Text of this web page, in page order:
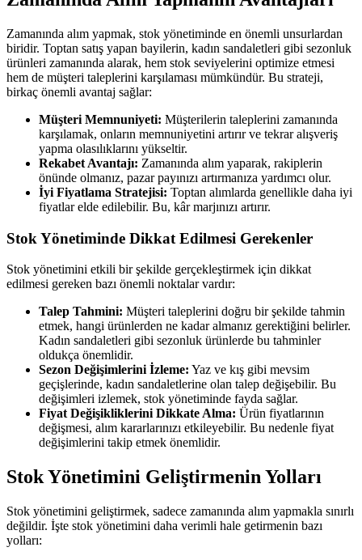
Zamanında alım yapmak, stok yönetiminde en önemli unsurlardan
biridir. Toptan satış yapan bayilerin, kadın sandaletleri gibi sezonluk
ürünleri zamanında alarak, hem stok seviyelerini optimize etmesi
hem de müşteri taleplerini karşılaması mümkündür. Bu strateji,
birkaç önemli avantaj sağlar:
Müşteri Memnuniyeti: Müşterilerin taleplerini zamanında
karşılamak, onların memnuniyetini artırır ve tekrar alışveriş
yapma olasılıklarını yükseltir.
Rekabet Avantajı: Zamanında alım yaparak, rakiplerin
önünde olmanız, pazar payınızı artırmanıza yardımcı olur.
İyi Fiyatlama Stratejisi: Toptan alımlarda genellikle daha iyi
fiyatlar elde edilebilir. Bu, kâr marjınızı artırır.
Stok Yönetiminde Dikkat Edilmesi Gerekenler
Stok yönetimini etkili bir şekilde gerçekleştirmek için dikkat
edilmesi gereken bazı önemli noktalar vardır:
Talep Tahmini: Müşteri taleplerini doğru bir şekilde tahmin
etmek, hangi ürünlerden ne kadar almanız gerektiğini belirler.
Kadın sandaletleri gibi sezonluk ürünlerde bu tahminler
oldukça önemlidir.
Sezon Değişimlerini İzleme: Yaz ve kış gibi mevsim
geçişlerinde, kadın sandaletlerine olan talep değişebilir. Bu
değişimleri izlemek, stok yönetiminde fayda sağlar.
Fiyat Değişikliklerini Dikkate Alma: Ürün fiyatlarının
değişmesi, alım kararlarınızı etkileyebilir. Bu nedenle fiyat
değişimlerini takip etmek önemlidir.
Stok Yönetimini Geliştirmenin Yolları
Stok yönetimini geliştirmek, sadece zamanında alım yapmakla sınırlı
değildir. İşte stok yönetimini daha verimli hale getirmenin bazı
yolları: